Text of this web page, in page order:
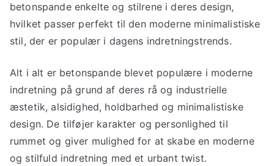
betonspande enkelte og stilrene i deres design,
hvilket passer perfekt til den moderne minimalistiske
stil, der er populær i dagens indretningstrends.
Alt i alt er betonspande blevet populære i moderne
indretning på grund af deres rå og industrielle
æstetik, alsidighed, holdbarhed og minimalistiske
design. De tilføjer karakter og personlighed til
rummet og giver mulighed for at skabe en moderne
og stilfuld indretning med et urbant twist.